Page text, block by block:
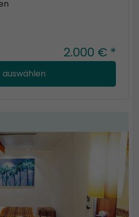
2.000 € *
auswählen